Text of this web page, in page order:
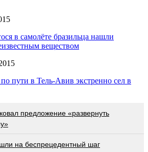
в самолёте бразильца нашли
веществом
пути в Тель-Авив экстренно сел в
предложение «развернуть
на беспрецедентный шаг